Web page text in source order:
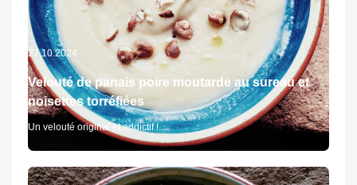
27.10.2024
Velouté de panais poire moutarde au sureau et
noisettes torréfiées
Un velouté original et addictif !.